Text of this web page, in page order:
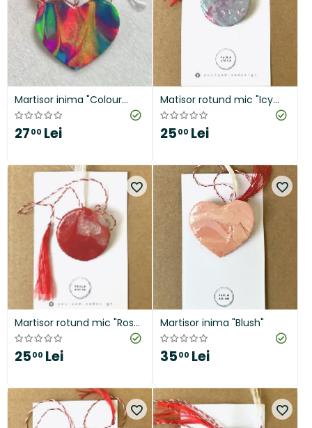
Martisor inima "Colour
Vibrations"
2700 Lei
Matisor rotund mic "Icy
Spring"
2500 Lei
Martisor rotund mic "Rose
Petal"
2500 Lei
Martisor inima "Blush"
3500 Lei